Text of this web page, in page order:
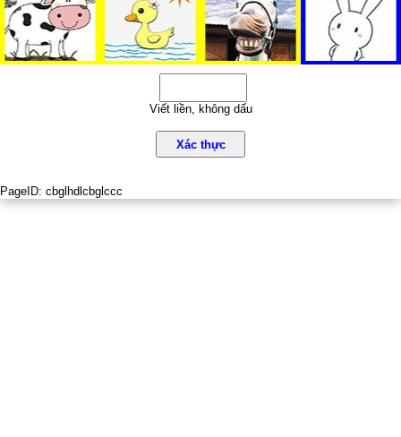
Viết liền, không dấu
Xác thực
PageID: cbglhdlcbglccc